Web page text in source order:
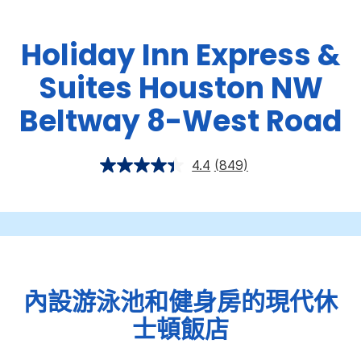
Holiday Inn Express &
Suites Houston NW
Beltway 8-West Road
4.4 (849)
內設游泳池和健身房的現代休
士頓飯店